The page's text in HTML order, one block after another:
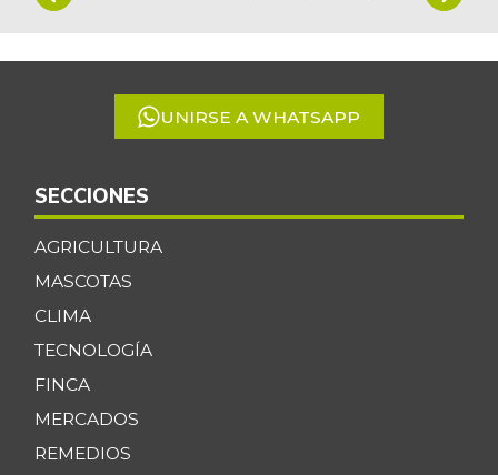
5
UNIRSE A WHATSAPP
SECCIONES
AGRICULTURA
MASCOTAS
CLIMA
TECNOLOGÍA
FINCA
MERCADOS
REMEDIOS